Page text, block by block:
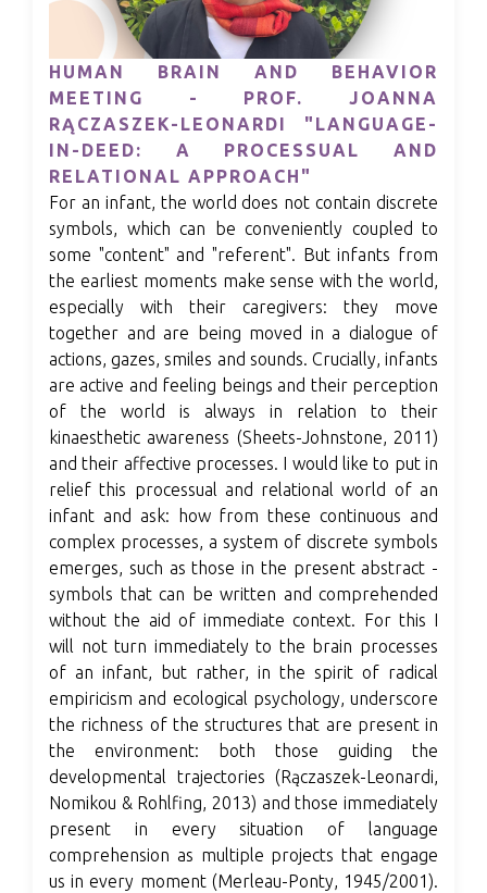
HUMAN BRAIN AND BEHAVIOR
MEETING - PROF. JOANNA
RĄCZASZEK-LEONARDI "LANGUAGE-
IN-DEED: A PROCESSUAL AND
RELATIONAL APPROACH"
For an infant, the world does not contain discrete
symbols, which can be conveniently coupled to
some "content" and "referent". But infants from
the earliest moments make sense with the world,
especially with their caregivers: they move
together and are being moved in a dialogue of
actions, gazes, smiles and sounds. Crucially, infants
are active and feeling beings and their perception
of the world is always in relation to their
kinaesthetic awareness (Sheets-Johnstone, 2011)
and their affective processes. I would like to put in
relief this processual and relational world of an
infant and ask: how from these continuous and
complex processes, a system of discrete symbols
emerges, such as those in the present abstract -
symbols that can be written and comprehended
without the aid of immediate context. For this I
will not turn immediately to the brain processes
of an infant, but rather, in the spirit of radical
empiricism and ecological psychology, underscore
the richness of the structures that are present in
the environment: both those guiding the
developmental trajectories (Rączaszek-Leonardi,
Nomikou & Rohlfing, 2013) and those immediately
present in every situation of language
comprehension as multiple projects that engage
us in every moment (Merleau-Ponty, 1945/2001).